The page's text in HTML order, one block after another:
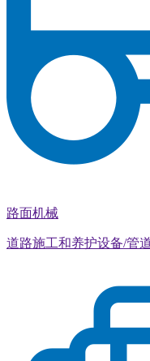
路面机械
道路施工和养护设备/管